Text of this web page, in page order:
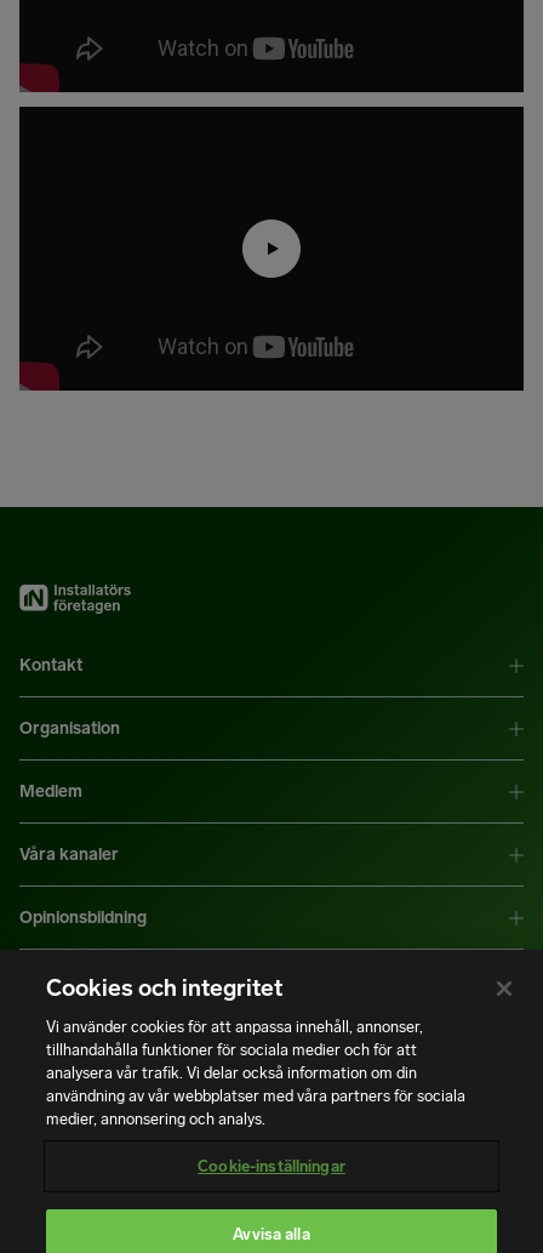
Kontakt
Organisation
Medlem
Våra kanaler
Opinionsbildning
Mer information
Copyright © Installatörsföretagen. Alla rättigheter förbehålls.
Integritetspolicy | Användning av cookies | Bli medlem
Cookies och integritet
Vi använder cookies för att anpassa innehåll, annonser,
tillhandahålla funktioner för sociala medier och för att
analysera vår trafik. Vi delar också information om din
användning av vår webbplatser med våra partners för sociala
medier, annonsering och analys.
Cookie-inställningar
Avvisa alla